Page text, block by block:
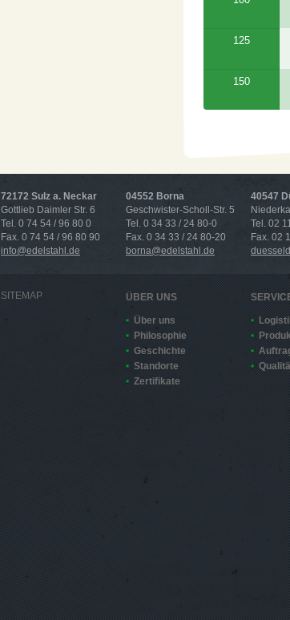
125
150
72172 Sulz a. Neckar
Gottlieb Daimler Str. 6
Tel. 0 74 54 / 96 80 0
Fax. 0 74 54 / 96 80 90
info@edelstahl.de
04552 Borna
Geschwister-Scholl-Str. 5
Tel. 0 34 33 / 24 80-0
Fax. 0 34 33 / 24 80-20
borna@edelstahl.de
40547
Tel. 02
Fax. 02
SITEMAP ÜBER UNS
Über uns
Philosophie
Geschichte
Standorte
Zertifikate